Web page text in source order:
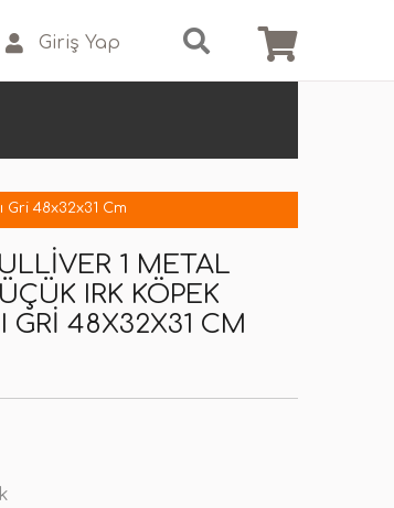
Giriş Yap
48x32x31 Cm
1 METAL
IRK KÖPEK
GRI 48X32X31 CM